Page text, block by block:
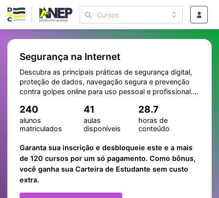
Segurança na Internet
Descubra as principais práticas de segurança digital,
proteção de dados, navegação segura e prevenção
contra golpes online para uso pessoal e profissional.
garante uma formação completa, permitindo que você
se destaque em processos seletivos e conquiste
melhores oportunidades. Ao final, você estará pronto
diferentes contextos, seja para iniciar na área ou
aprimorar sua carreira profissional.
240
alunos
matriculados
41
aulas
disponíveis
28.7
horas de
conteúdo
Garanta sua inscrição e desbloqueie este e a mais
de 120 cursos por um só pagamento. Como bônus,
você ganha sua Carteira de Estudante sem custo
extra.